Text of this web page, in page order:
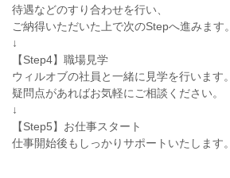
待遇などのすり合わせを行い、
ご納得いただいた上で次のStepへ進みます。
↓
【Step4】職場見学
ウィルオブの社員と一緒に見学を行います。
疑問点があればお気軽にご相談ください。
↓
【Step5】お仕事スタート
仕事開始後もしっかりサポートいたします。